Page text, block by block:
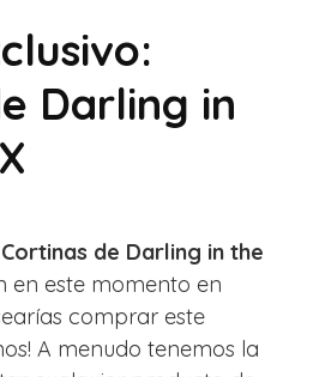
Darling in
de Darling in the
en este momento en
comprar este
A menudo tenemos la